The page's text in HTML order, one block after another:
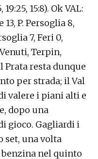
15:8). Ok VAL:
P. Persoglia 8,
7, Feri 0,
Terpin,
Prata resta dunque
per strada; il Val
valere i piani alti e
dopo una
gioco. Gagliardi i
set, una volta
nel quinto